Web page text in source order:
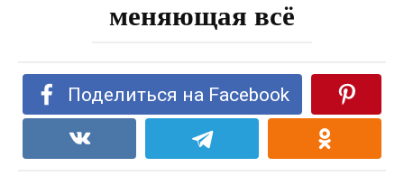
меняющая всё
Поделиться на Facebook